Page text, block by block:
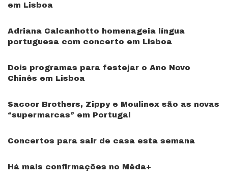
em Lisboa
Adriana Calcanhotto homenageia língua
portuguesa com concerto em Lisboa
Dois programas para festejar o Ano Novo
Chinês em Lisboa
Sacoor Brothers, Zippy e Moulinex são as novas
“supermarcas” em Portugal
Concertos para sair de casa esta semana
Há mais confirmações no Mêda+